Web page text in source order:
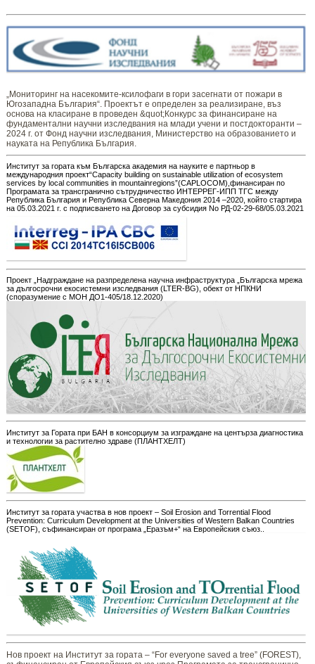
„Мониторинг ​​​на ​​насекомите-ксилофаги в гори засегнати от пожари в
Югозападна България“. Проектът е определен за реализиране, въз
основа на класиране в проведен &quot;Конкурс за финансиране на
фундаментални научни изследвания на млади учени и постдокторанти –
2024 г. от Фонд научни изследвания, Министерство на образованието и
науката на Република България.
Институт за гората към Българска академия на науките е партньор в
международния проект“Capacity building on sustainable utilization of ecosystem
services by local communities in mountainregions”(CAPLOCOM),финансиран по
Програмата за трансгранично сътрудничество ИНТЕРРЕГ-ИПП ТГС между
Република България и Република Северна Македония 2014 –2020, който стартира
на 05.03.2021 г. с подписването на Договор за субсидия No РД-02-29-68/05.03.2021
Проект „Надграждане на разпределена научна инфраструктура „Българска мрежа
за дългосрочни екосистемни изследвания (LTER-BG), обект от НПКНИ
(споразумение с МОН ДО1-405/18.12.2020)
Институт за Гората при БАН в консорциум за изграждане на центърза диагностика
и технологии за растително здраве (ПЛАНТХЕЛТ)
Институт за гората участва в нов проект – Soil Erosion and Torrential Flood
Prevention: Curriculum Development at the Universities of Western Balkan Countries
(SETOF), съфинансиран от програма „Еразъм+“ на Европейския съюз..
Нов проект на Институт за гората – “For everyone saved a tree” (FOREST),